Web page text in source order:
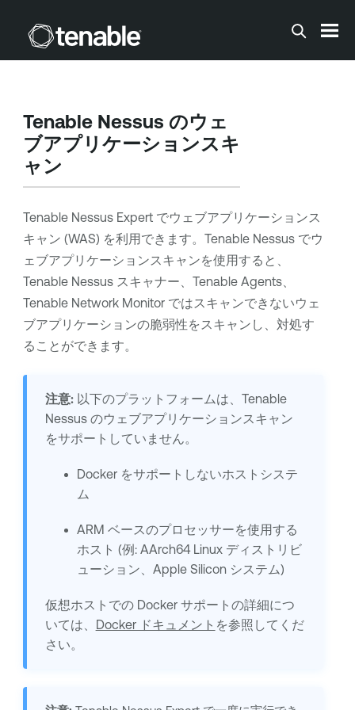
メインコンテンツに移動する
Tenable Nessus のウェ
ブアプリケーションスキ
ャン
Tenable Nessus Expertでウェブアプリケーションス
キャン (WAS) を利用できます。 Tenable Nessusでウ
ェブアプリケーションスキャンを使用すると、
Tenable Nessusスキャナー、 Tenable Agents、
Tenable Network Monitorではスキャンできないウェ
ブアプリケーションの脆弱性をスキャンし、対処す
ることができます。
注意:以下のプラットフォームは、 Tenable
Nessusのウェブアプリケーションスキャン
をサポートしていません。
Docker をサポートしないホストシステ
ム
ARM ベースのプロセッサーを使用する
ホスト (例: AArch64 Linux ディストリビ
ューション、Apple Silicon システム)
仮想ホストでの Docker サポートの詳細につ
いては、 Docker ドキュメント を参照してくだ
さい。